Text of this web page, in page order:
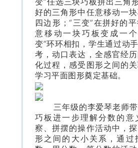
好的三角形中任意移动一
四边形；“三变”在拼好的
意移动一块巧板变成一
变”环环相扣，学生通过动
考，动口表达，全感官经
化过程，感受图形之间的
学习平面图形奠定基础。
三年级的李爱琴老师
巧板进一步理解分数的意
察、拼摆的操作活动中，
形之间的大小关系，通过